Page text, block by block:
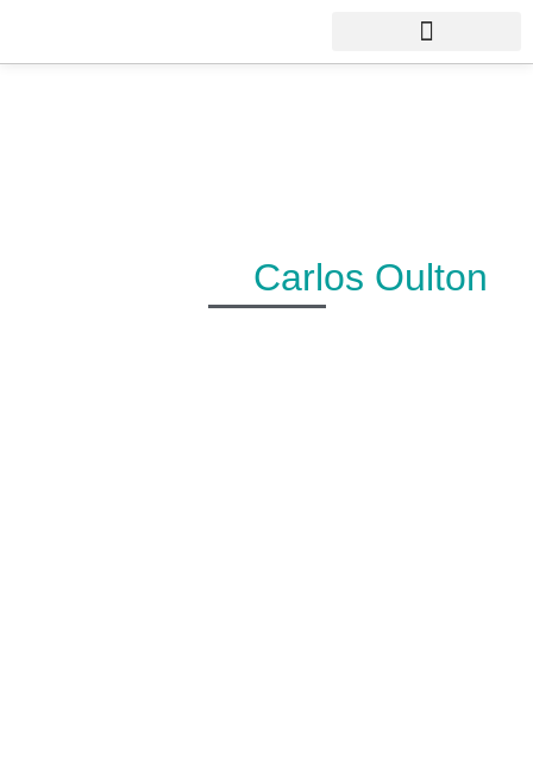
Carlos Oulton